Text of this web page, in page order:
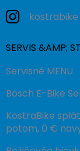
kostrabike
SERVIS &AMP;
Servisné MENU
Bosch E-Bike
KostraBike
potom, 0 €